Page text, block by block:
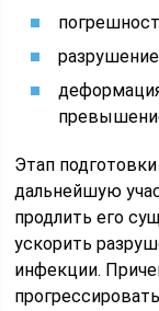
Этап
дальнейшую
продлить его
ускорить
инфекции.